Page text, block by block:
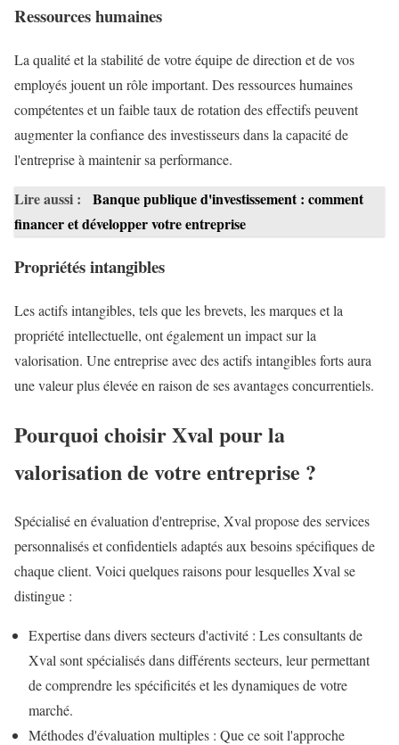
Ressources humaines
La qualité et la stabilité de votre équipe de direction et de vos
employés jouent un rôle important. Des ressources humaines
compétentes et un faible taux de rotation des effectifs peuvent
augmenter la confiance des investisseurs dans la capacité de
l'entreprise à maintenir sa performance.
Lire aussi :
Banque publique d'investissement : comment
financer et développer votre entreprise
Propriétés intangibles
Les actifs intangibles, tels que les brevets, les marques et la
propriété intellectuelle, ont également un impact sur la
valorisation. Une entreprise avec des actifs intangibles forts aura
une valeur plus élevée en raison de ses avantages concurrentiels.
Pourquoi choisir Xval pour la
valorisation de votre entreprise ?
Spécialisé en évaluation d'entreprise, Xval propose des services
personnalisés et confidentiels adaptés aux besoins spécifiques de
chaque client. Voici quelques raisons pour lesquelles Xval se
distingue :
Expertise dans divers secteurs d'activité : Les consultants de
Xval sont spécialisés dans différents secteurs, leur permettant
de comprendre les spécificités et les dynamiques de votre
marché.
Méthodes d'évaluation multiples : Que ce soit l'approche